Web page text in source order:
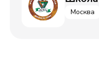
Москва